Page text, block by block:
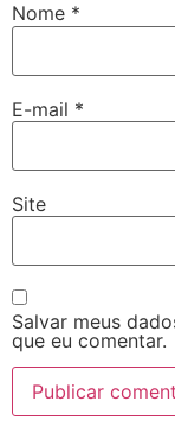
Nome *
E-mail *
Site
Salvar meus
que eu comentar.